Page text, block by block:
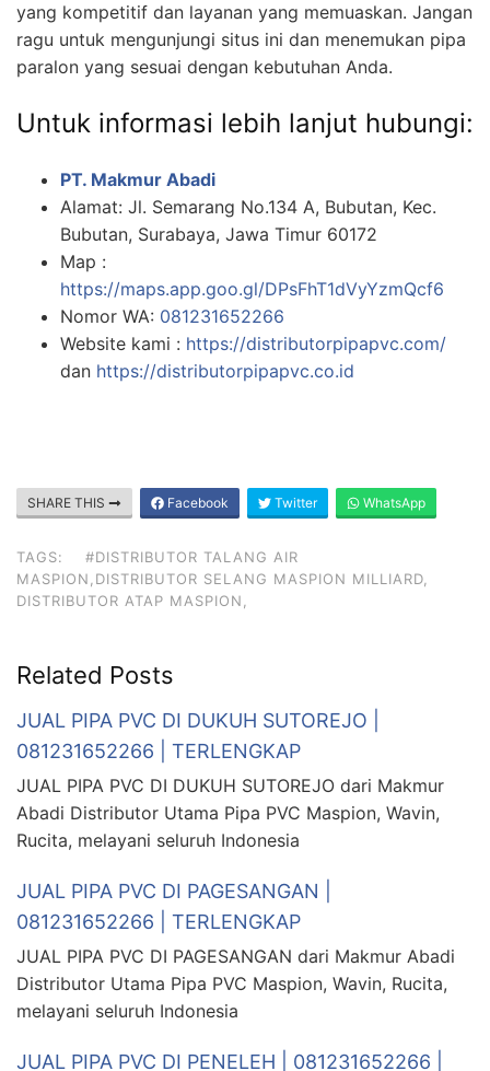
yang kompetitif dan layanan yang memuaskan. Jangan
ragu untuk mengunjungi situs ini dan menemukan pipa
paralon yang sesuai dengan kebutuhan Anda.
Untuk informasi lebih lanjut hubungi:
PT. Makmur Abadi
Alamat: Jl. Semarang No.134 A, Bubutan, Kec.
Bubutan, Surabaya, Jawa Timur 60172
Map :
https://maps.app.goo.gl/DPsFhT1dVyYzmQcf6
Nomor WA: 081231652266
Website kami : https://distributorpipapvc.com/
dan https://distributorpipapvc.co.id
SHARE THIS Facebook Twitter WhatsApp
TAGS:
#DISTRIBUTOR TALANG AIR
MASPION,DISTRIBUTOR SELANG MASPION MILLIARD,
DISTRIBUTOR ATAP MASPION,
Related Posts
JUAL PIPA PVC DI DUKUH SUTOREJO |
081231652266 | TERLENGKAP
JUAL PIPA PVC DI DUKUH SUTOREJO dari Makmur
Abadi Distributor Utama Pipa PVC Maspion, Wavin,
Rucita, melayani seluruh Indonesia
JUAL PIPA PVC DI PAGESANGAN |
081231652266 | TERLENGKAP
JUAL PIPA PVC DI PAGESANGAN dari Makmur Abadi
Distributor Utama Pipa PVC Maspion, Wavin, Rucita,
melayani seluruh Indonesia
JUAL PIPA PVC DI PENELEH | 081231652266 |